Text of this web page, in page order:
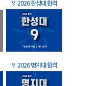
🏅 2026 한성대 합격
🏅 2026 명지대 합격